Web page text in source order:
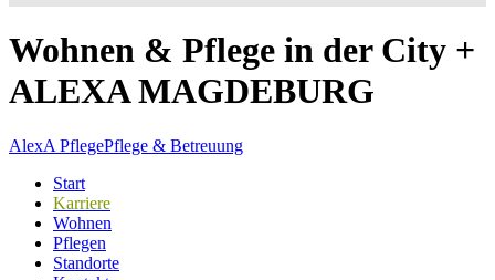
Wohnen & Pflege in der City +
ALEXA MAGDEBURG
AlexA PflegePflege & Betreuung
Start
Karriere
Wohnen
Pflegen
Standorte